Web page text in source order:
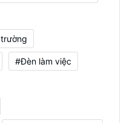
#Đèn làm việc